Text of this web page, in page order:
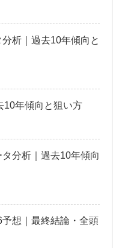
析｜過去10年傾向と
10年傾向と狙い方
分析｜過去10年傾向
想｜最終結論・全頭